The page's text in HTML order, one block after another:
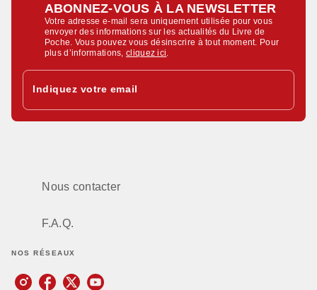
ABONNEZ-VOUS À LA NEWSLETTER
Votre adresse e-mail sera uniquement utilisée pour vous
envoyer des informations sur les actualités du Livre de
Poche. Vous pouvez vous désinscrire à tout moment. Pour
plus d’informations,cliquez ici
Indiquez votre email
Nous contacter
F.A.Q.
NOS RÉSEAUX